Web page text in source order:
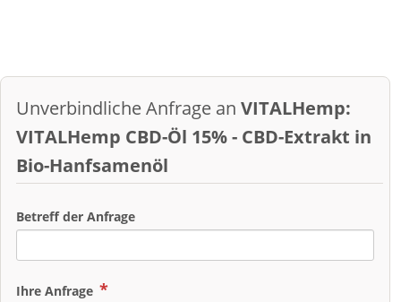
Unverbindliche Anfrage an VITALHemp:
VITALHemp CBD-Öl 15% - CBD-Extrakt in
Bio-Hanfsamenöl
Betreff der Anfrage
Ihre Anfrage